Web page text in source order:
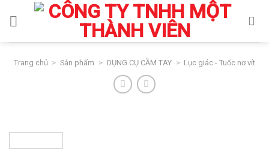
Trang chủ > Sản phẩm > DỤNG CỤ CẦM TAY > Lục giác - Tuốc nơ vít